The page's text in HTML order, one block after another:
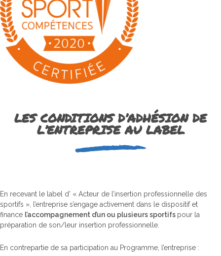
LES CONDITIONS D’ADHÉSION DE
L’ENTREPRISE AU LABEL
En recevant le label d’ « Acteur de l’insertion professionnelle des
sportifs », l’entreprise s’engage activement dans le dispositif et
finance l’accompagnement d’un ou plusieurs sportifs pour la
préparation de son/leur insertion professionnelle.
En contrepartie de sa participation au Programme, l’entreprise :